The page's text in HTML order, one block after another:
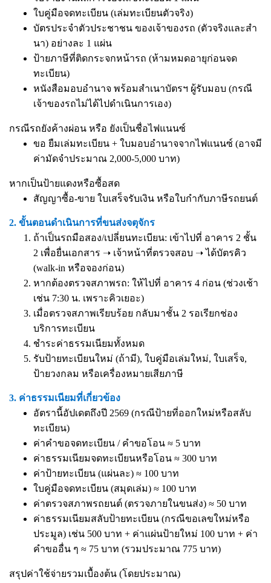
ใบคู่มือจดทะเบียน (เล่มทะเบียนตัวจริง)
บัตรประจำตัวประชาชน ของเจ้าของรถ (ตัวจริงและสำ
นา) อย่างละ 1 แผ่น
ป้ายภาษีที่ติดกระจกหน้ารถ (ห้ามหมดอายุก่อนจด
ทะเบียน)
หนังสือมอบอำนาจ พร้อมสำเนาบัตรฯ ผู้รับมอบ (กรณี
เจ้าของรถไม่ได้ไปดำเนินการเอง)
กรณีรถยังค้างผ่อน หรือ ยังเป็นชื่อไฟแนนซ์
ขอ ยืมเล่มทะเบียน + ใบมอบอำนาจจากไฟแนนซ์ (อาจมี
ค่ามัดจำประมาณ 2,000-5,000 บาท)
หากเป็นป้ายแดงหรือซื้อสด
สัญญาซื้อ-ขาย ใบเสร็จรับเงิน หรือใบกำกับภาษีรถยนต์
2. ขั้นตอนดำเนินการที่ขนส่งจตุจักร
ถ้าเป็นรถมือสอง/เปลี่ยนทะเบียน: เข้าไปที่ อาคาร 2 ชั้น
2 เพื่อยื่นเอกสาร ➝ เจ้าหน้าที่ตรวจสอบ ➝ ได้บัตรคิว
(walk-in หรือจองก่อน)
หากต้องตรวจสภาพรถ: ให้ไปที่ อาคาร 4 ก่อน (ช่วงเช้า
เช่น 7:30 น. เพราะคิวเยอะ)
เมื่อตรวจสภาพเรียบร้อย กลับมาชั้น 2 รอเรียกช่อง
บริการทะเบียน
ชำระค่าธรรมเนียมทั้งหมด
รับป้ายทะเบียนใหม่ (ถ้ามี), ใบคู่มือเล่มใหม่, ใบเสร็จ,
ป้ายวงกลม หรือเครื่องหมายเสียภาษี
3. ค่าธรรมเนียมที่เกี่ยวข้อง
อัตรานี้อัปเดตถึงปี 2569 (กรณีป้ายที่ออกใหม่หรือสลับ
ทะเบียน)
ค่าคำขอจดทะเบียน / คำขอโอน ≈ 5 บาท
ค่าธรรมเนียมจดทะเบียนหรือโอน ≈ 300 บาท
ค่าป้ายทะเบียน (แผ่นละ) ≈ 100 บาท
ใบคู่มือจดทะเบียน (สมุดเล่ม) ≈ 100 บาท
ค่าตรวจสภาพรถยนต์ (ตรวจภายในขนส่ง) ≈ 50 บาท
ค่าธรรมเนียมสลับป้ายทะเบียน (กรณีขอเลขใหม่หรือ
ประมูล) เช่น 500 บาท + ค่าแผ่นป้ายใหม่ 100 บาท + ค่า
คำขออื่น ๆ ≈ 75 บาท (รวมประมาณ 775 บาท)
สรุปค่าใช้จ่ายรวมเบื้องต้น (โดยประมาณ)